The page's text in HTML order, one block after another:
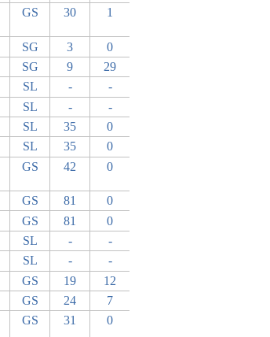
GS 30 1
SG 3
0
SG 9
29
SL -
-
SL -
-
SL 35
0
SL 35
0
GS 42 0
GS 81
0
GS 81
0
SL -
-
SL -
-
GS 19
12
GS 24
7
GS 31 0